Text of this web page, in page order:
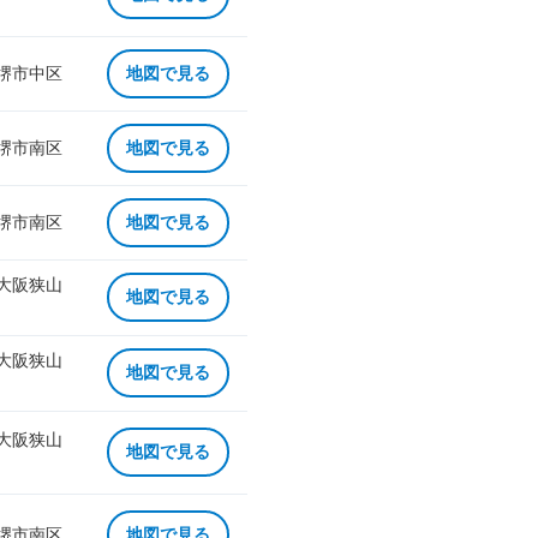
市中区 地図で見る
市南区 地図で見る
市南区 地図で見る
阪狭山
地図で見る
阪狭山
地図で見る
阪狭山
地図で見る